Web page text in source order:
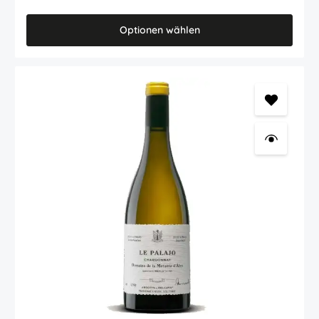
sehr aufwendig kultiviert. Auch Raimon Castellvi, Önologe und
Inhaber des Priorat Weingutes Celler de l'Encastell, nennt einige
dieser Top Weinbergslagen sein eigen, aus denen dieser grandiose
Priorat Rotwein stammt. Trotz seines sehr mächtigen, typisch für
und saftig. Gleich nach dem Einschenken (dieser Rotwein sollte
etwa 1-2 Std vor dem Trinkgenuss geöffnet werden) begeistern
Aromen von reifen dunklen Früchten (Brombeeren, Cassis,
Blaubeeren), Gewürzen und Mokka. Im Mund und am Gaumen sehr
druckvoll mit viel Frucht, Dichte und Würze, wobei die Aromen
zusätzlich reife Pflaume, Nelken und einen Hauch Eukalyptus
zeigen. Zudem wunderbar mineralisch (durch das Schiefergestein)
und mit extremer Länge ausgezeichnet. Roquers de Porrera - das
Rotwein Aushängeschild des Weingutes Celler de l'Encastell.
Dieser spanische Rotwein reift während 16 Monaten in neuen,
feinporigen Fässern aus französicher Allier-Eiche. Alle
verarbeiteten Trauben für diesen Wein kommen ausschliesslich
aus eigenem Anbau, überwiegend von alten Rebstöcken der hoch
in den Bergen gelegenen Einzellage "Mas d'en Cacador". Die
verbleibenden 20% sind ein Cuvee der besten Merlot und Syrah
Trauben aus der Lage "Mas d'en Ferran". Die kleine
Jahresproduktion beträgt nur ca 5000 Flaschen. Dieser Wein darf
durchaus zum jetzigen Zeitpunkt schon genossen werden, hat aber
das Potential, bei entsprechender Lagerung noch in 10 Jahren
ist ein kleiner Familienbebieb in der katalanischen Kleinstadt
Optionen wählen